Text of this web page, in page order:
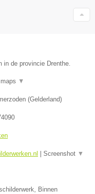
de provincie Drenthe.
▼
(Gelderland)
| Screenshot ▼
Binnen